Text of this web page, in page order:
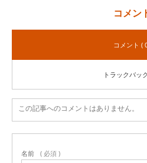
コメン
コメント (
トラックバッ
この記事へのコメントはありません。
名前 ( 必須 )